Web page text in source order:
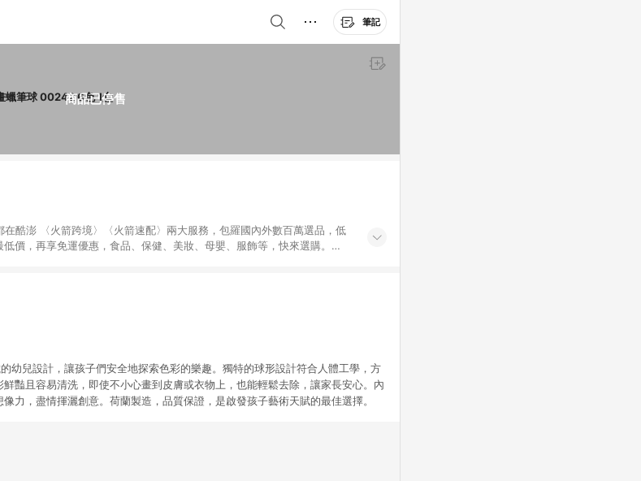
筆記
商品已停售
SES 幼兒彩球樂園繪畫蠟筆球 00242 6色 1盒
酷澎 〈火箭跨境〉〈火箭速配〉兩大服務，包羅國內外數百萬選品，低
價，再享免運優惠，食品、保健、美妝、母嬰、服飾等，快來選購。
幼兒設計，讓孩子們安全地探索色彩的樂趣。獨特的球形設計符合人體工學，方
豔且容易清洗，即使不小心畫到皮膚或衣物上，也能輕鬆去除，讓家長安心。內
力，盡情揮灑創意。荷蘭製造，品質保證，是啟發孩子藝術天賦的最佳選擇。